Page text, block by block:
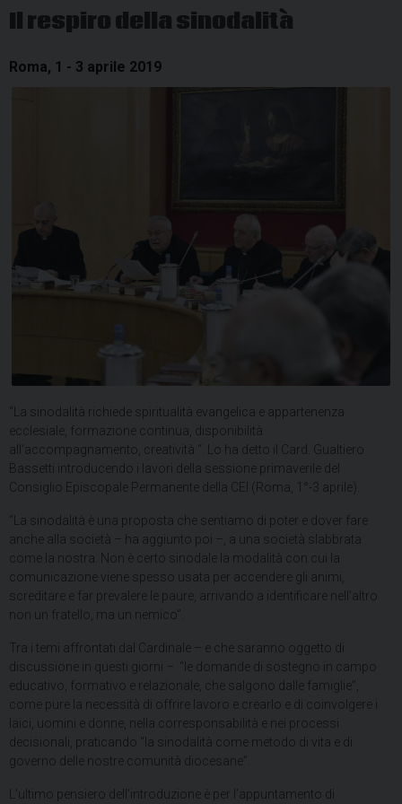
Il respiro della sinodalità
Roma, 1 - 3 aprile 2019
“La sinodalità richiede spiritualità evangelica e appartenenza
ecclesiale, formazione continua, disponibilità
all’accompagnamento, creatività “. Lo ha detto il Card. Gualtiero
Bassetti introducendo i lavori della sessione primaverile del
Consiglio Episcopale Permanente della CEI (Roma, 1°-3 aprile).
“La sinodalità è una proposta che sentiamo di poter e dover fare
anche alla società – ha aggiunto poi –, a una società slabbrata
come la nostra. Non è certo sinodale la modalità con cui la
comunicazione viene spesso usata per accendere gli animi,
screditare e far prevalere le paure, arrivando a identificare nell’altro
non un fratello, ma un nemico”.
Tra i temi affrontati dal Cardinale – e che saranno oggetto di
discussione in questi giorni – “le domande di sostegno in campo
educativo, formativo e relazionale, che salgono dalle famiglie”,
come pure la necessità di offrire lavoro e crearlo e di coinvolgere i
laici, uomini e donne, nella corresponsabilità e nei processi
decisionali, praticando “la sinodalità come metodo di vita e di
governo delle nostre comunità diocesane”.
L’ultimo pensiero dell’introduzione è per l’appuntamento di